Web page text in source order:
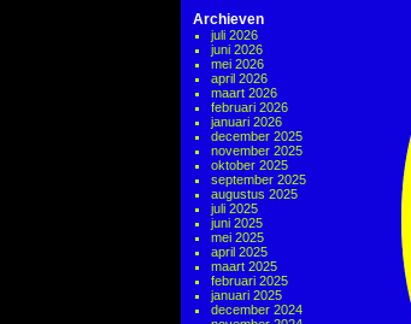
Archieven
juli 2026
juni 2026
mei 2026
april 2026
maart 2026
februari 2026
januari 2026
december 2025
november 2025
oktober 2025
september 2025
augustus 2025
juli 2025
juni 2025
mei 2025
april 2025
maart 2025
februari 2025
januari 2025
december 2024